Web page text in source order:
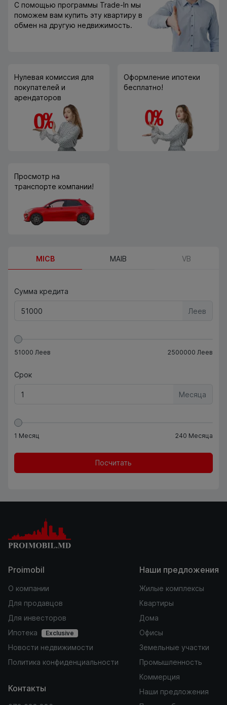
С помощью программы Trade-In мы
поможем вам купить эту квартиру в
обмен на другую недвижимость.
Нулевая комиссия для
покупателей и
арендаторов
Оформление ипотеки
бесплатно!
Просмотр на
транспорте компании!
MICB MAIB VB
Сумма кредита
Леев
51000 Леев 2500000 Леев
Срок
Месяца
1 Месяц 240 Месяца
Посчитать
Proimobil
О компании
Для продавцов
Для инвесторов
Ипотека
Exclusive
Новости недвижимости
Политика конфиденциальности
Наши предложения
Жилые комплексы
Квартиры
Дома
Офисы
Земельные участки
Промышленность
Коммерция
Наши предложения
Контакты